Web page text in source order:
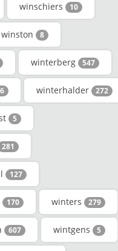
winschiers 10
winston 8
winterberg 547
winterhalder 272
5
281
127
170 winters 279
607 wintgens 5